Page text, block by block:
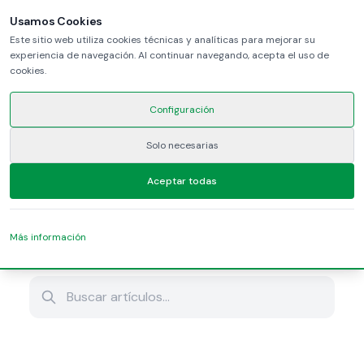
Inicio
Blog y Actualizaciones
Últimas noticias del mundo fiscal y
Usamos Cookies
Este sitio web utiliza cookies técnicas y analíticas para mejorar su
experiencia de navegación. Al continuar navegando, acepta el uso de
cookies.
Configuración
Solo necesarias
Aceptar todas
Más información